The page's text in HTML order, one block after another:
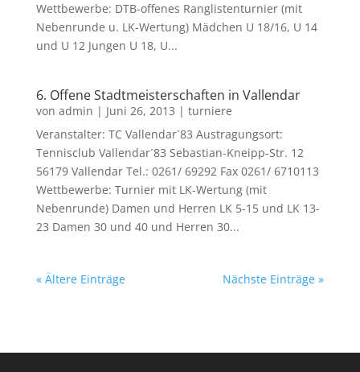
Wettbewerbe: DTB-offenes Ranglistenturnier (mit
Nebenrunde u. LK-Wertung) Mädchen U 18/16, U 14
und U 12 Jungen U 18, U...
6. Offene Stadtmeisterschaften in Vallendar
von admin | Juni 26, 2013 | turniere
Veranstalter: TC Vallendar´83 Austragungsort:
Tennisclub Vallendar´83 Sebastian-Kneipp-Str. 12
56179 Vallendar Tel.: 0261/ 69292 Fax 0261/ 6710113
Wettbewerbe: Turnier mit LK-Wertung (mit
Nebenrunde) Damen und Herren LK 5-15 und LK 13-
23 Damen 30 und 40 und Herren 30...
« Ältere Einträge Nächste Einträge »